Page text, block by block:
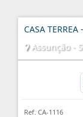
CASA TERREA
Assunção -
Ref. CA-1116